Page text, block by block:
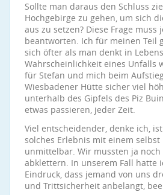
Sollte man daraus den Schluss
Hochgebirge zu gehen, um sich
aus zu setzen? Diese Frage
beantworten. Ich für meinen Teil
sich öfter als man denkt in
Wahrscheinlichkeit eines Unfalls
für Stefan und mich beim
Wiesbadener Hütte sicher viel
unterhalb des Gipfels des Piz
etwas passieren, jeder Zeit.
Viel entscheidender, denke ich,
solches Erlebnis mit einem selbst
unmittelbar. Wir mussten ja
abklettern. In unserem Fall hatte
Eindruck, dass jemand von uns
und Trittsicherheit anbelangt,